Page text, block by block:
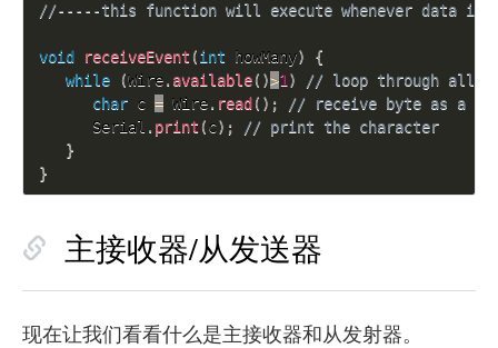
//-----this function will execute whenever data is
void receiveEvent (int howMany)
{
while
(Wire. available( )>1 )
// loop through all
char c = Wire. read( ) ;
// receive byte as a
      Serial
. print (c) ;
// print the character
}
}
主接收器/从发送器
现在让我们看看什么是主接收器和从发射器。